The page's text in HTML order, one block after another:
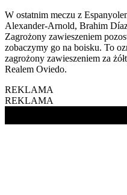
W ostatnim meczu z
Alexander-Arnold, Brahim
Zagrożony zawieszeniem
zobaczymy go na boisku. To
zagrożony zawieszeniem za
Realem Oviedo.
REKLAMA
REKLAMA